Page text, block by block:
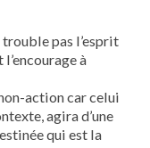
trouble pas l’esprit
à
action car celui
agira d’une
qui est la